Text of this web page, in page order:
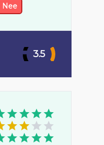
Nee
3.5